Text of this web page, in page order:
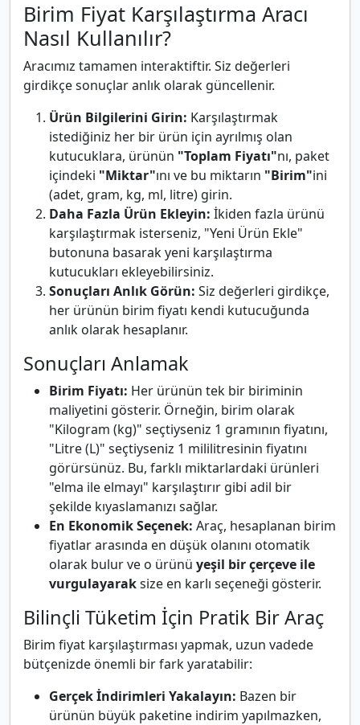
Birim Fiyat Karşılaştırma Aracı
Nasıl Kullanılır?
Aracımız tamamen interaktiftir. Siz değerleri
girdikçe sonuçlar anlık olarak güncellenir.
Ürün Bilgilerini Girin: Karşılaştırmak
istediğiniz her bir ürün için ayrılmış olan
kutucuklara, ürünün "Toplam Fiyatı"nı, paket
içindeki "Miktar"ını ve bu miktarın "Birim"ini
(adet, gram, kg, ml, litre) girin.
Daha Fazla Ürün Ekleyin: İkiden fazla ürünü
karşılaştırmak isterseniz, "Yeni Ürün Ekle"
butonuna basarak yeni karşılaştırma
kutucukları ekleyebilirsiniz.
Sonuçları Anlık Görün: Siz değerleri girdikçe,
her ürünün birim fiyatı kendi kutucuğunda
anlık olarak hesaplanır.
Sonuçları Anlamak
Birim Fiyatı: Her ürünün tek bir biriminin
maliyetini gösterir. Örneğin, birim olarak
"Kilogram (kg)" seçtiyseniz 1 gramının fiyatını,
"Litre (L)" seçtiyseniz 1 mililitresinin fiyatını
görürsünüz. Bu, farklı miktarlardaki ürünleri
"elma ile elmayı" karşılaştırır gibi adil bir
şekilde kıyaslamanızı sağlar.
En Ekonomik Seçenek: Araç, hesaplanan birim
fiyatlar arasında en düşük olanını otomatik
olarak bulur ve o ürünü yeşil bir çerçeve ile
vurgulayaraksize en karlı seçeneği gösterir.
Bilinçli Tüketim İçin Pratik Bir Araç
Birim fiyat karşılaştırması yapmak, uzun vadede
bütçenizde önemli bir fark yaratabilir:
Gerçek İndirimleri Yakalayın: Bazen bir
ürünün büyük paketine indirim yapılmazken,